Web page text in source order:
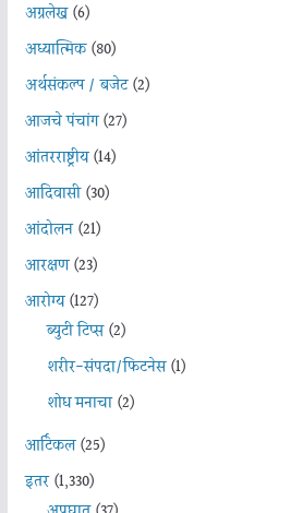
अग्रलेख(6)
अध्यात्मिक(80)
अर्थसंकल्प / बजेट(2)
आजचे पंचांग(27)
आंतरराष्ट्रीय(14)
आदिवासी(30)
आंदोलन(21)
आरक्षण(23)
आरोग्य(127)
ब्युटी टिप्स(2)
शरीर-संपदा/फिटनेस(1)
शोध मनाचा(2)
आर्टिकल(25)
इतर(1,330)